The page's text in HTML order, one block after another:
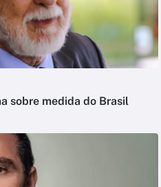
sobre medida do Brasil